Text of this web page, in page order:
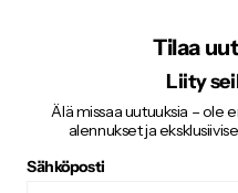
Tilaa
Liity
Älä missaa uutuuksia – ole
alennukset ja
Sähköposti